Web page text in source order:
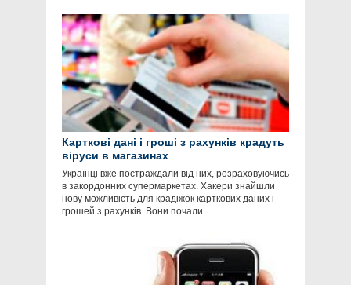
Карткові дані і гроші з рахунків крадуть
віруси в магазинах
Українці вже постраждали від них, розраховуючись
в закордонних супермаркетах. Хакери знайшли
нову можливість для крадіжок карткових даних і
грошей з рахунків. Вони почали